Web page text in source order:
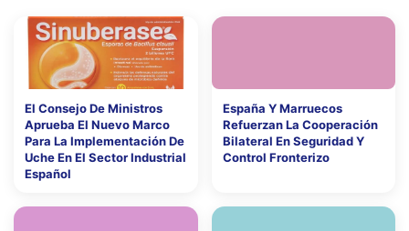
El Consejo De Ministros
Aprueba El Nuevo Marco
Para La Implementación De
Uche En El Sector Industrial
Español
España Y Marruecos
Refuerzan La Cooperación
Bilateral En Seguridad Y
Control Fronterizo